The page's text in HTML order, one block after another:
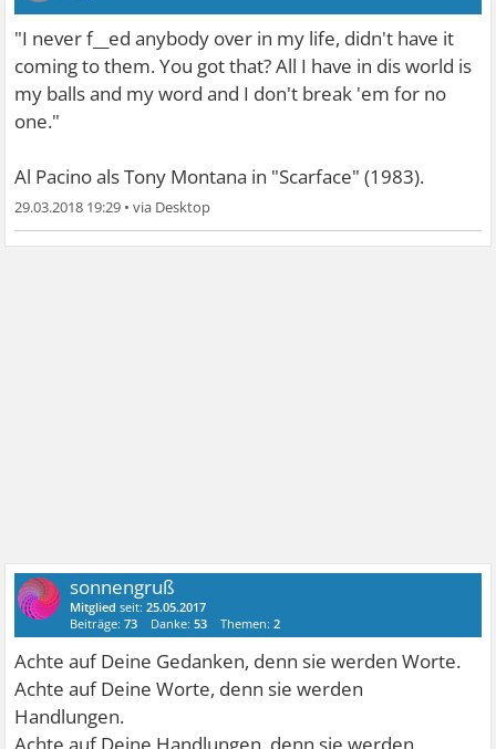
"I never f__ed anybody over in my life, didn't have it
coming to them. You got that? All I have in dis world is
my balls and my word and I don't break 'em for no
one."
Al Pacino als Tony Montana in "Scarface" (1983).
29.03.2018 19:29 •
sonnengruß
Mitglied seit:25.05.2017
Beiträge:73 Danke:53 Themen:2
Achte auf Deine Gedanken, denn sie werden Worte.
Achte auf Deine Worte, denn sie werden
Handlungen.
Achte auf Deine Handlungen, denn sie werden